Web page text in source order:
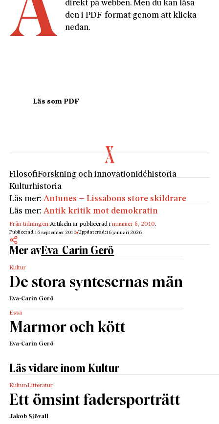
A
direkt på webben. Men du kan läsa
den i PDF-format genom att klicka
nedan.
FilosofiForskning och innovationIdéhistoria
Kulturhistoria
Läs mer:Antunes – Lissabons store skildrare
Läs mer:Antik kritik mot demokratin
Från tidningen:Artikeln är publicerad inummer 6, 2010.
Publicerad:16 september 2010 Uppdaterad:16 januari 2026
Mer avEva-Carin Gerö
Kultur
De stora syntesernas män
Eva-Carin Gerö
Essä
Marmor och kött
Eva-Carin Gerö
Läs vidare inom Kultur
Kultur Litteratur
Ett ömsint fadersporträtt
Jakob Sjövall